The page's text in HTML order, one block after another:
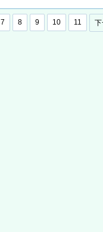
7 8 9 10 11